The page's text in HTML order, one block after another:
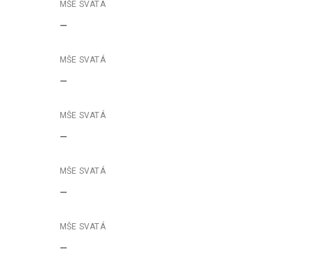
–
–
–
–
–